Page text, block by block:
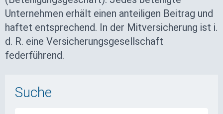
Unternehmen erhält einen anteiligen Beitrag und
haftet entsprechend. In der Mitversicherung ist i.
d. R. eine Versicherungsgesellschaft
federführend.
Suche